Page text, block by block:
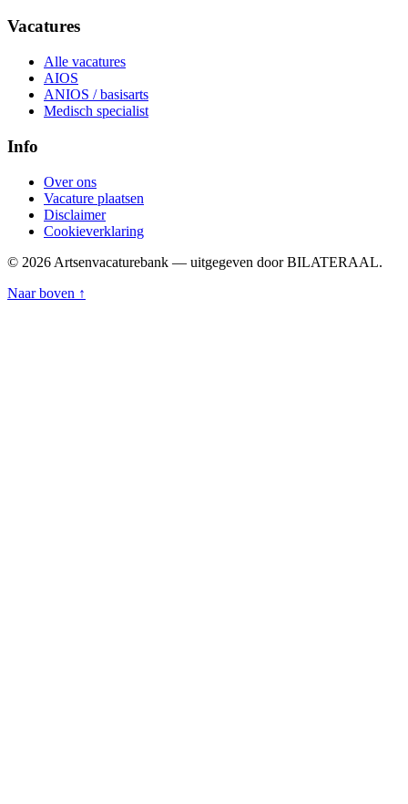
Vacatures
Alle vacatures
AIOS
ANIOS / basisarts
Medisch specialist
Info
Over ons
Vacature plaatsen
Disclaimer
Cookieverklaring
© 2026 Artsenvacaturebank — uitgegeven door BILATERAAL.
Naar boven ↑